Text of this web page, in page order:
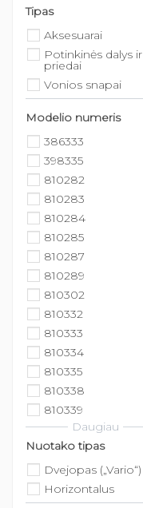
Tipas
Aksesuarai
Potinkinės dalys ir
priedai
Vonios snapai
Modelio numeris
386333
398335
810282
810283
810284
810285
810287
810289
810302
810332
810333
810334
810335
810338
810339
Daugiau
Nuotako tipas
Dvejopas („Vario“)
Horizontalus